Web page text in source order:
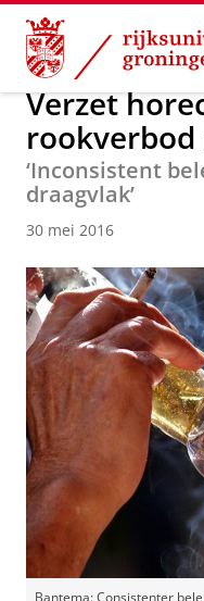
Skip
Content
Skip
Navigation
Over ons Actueel
Verzet
‘Inconsistent
draagvlak’
30 mei 2016
Bantema: Consistenter